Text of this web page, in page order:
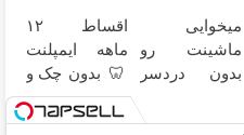
پاسخ به یک
تماس
میخوایی
ماشینت رو
بدون دردسر
بدون کمیسیون
اقساط ۱۲
ماهه ایمپلنت
🦷 بدون چک و
ضامن؛ همین
امروز اقدام کن